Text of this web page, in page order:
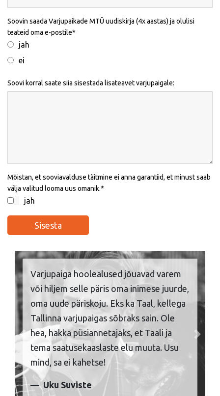
Soovin saada Varjupaikade MTÜ uudiskirja (4x aastas) ja olulisi
teateid oma e-postile
jah
ei
Soovi korral saate siia sisestada lisateavet varjupaigale:
Mõistan, et sooviavalduse täitmine ei anna garantiid, et minust saab
välja valitud looma uus omanik.
jah
Varjupaiga hoolealused jõuavad varem
või hiljem selle päris oma inimese juurde,
oma uude päriskoju. Eks ka Taal, kellega
Tallinna varjupaigas sõbraks sain. Ole
hea, hakka püsiannetajaks, et Taali ja
tema saatusekaaslaste elu muuta. Usu
mind, sa ei kahetse!
Uku Suviste
Previous Next